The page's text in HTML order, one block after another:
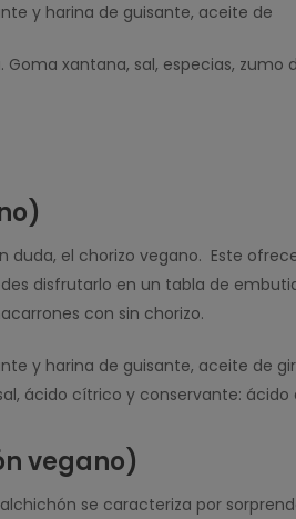
y harina de guisante, aceite de
Goma xantana, sal, especias,
duda, el chorizo vegano. Este
disfrutarlo en un tabla de
con sin chorizo.
y harina de guisante, aceite de
ácido cítrico y conservante: ácido
vegano)
se caracteriza por